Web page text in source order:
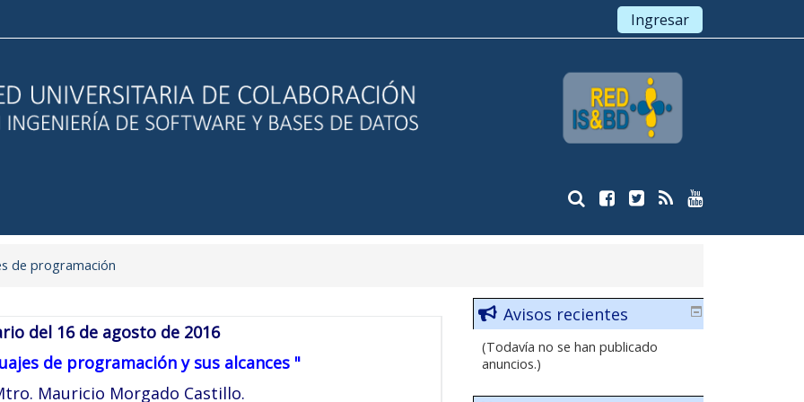
Ingresar
de programación
del 16 de agosto de 2016
de programación y sus alcances "
Mauricio Morgado Castillo.
Avisos recientes
(Todavía no se han publicado
anuncios.)